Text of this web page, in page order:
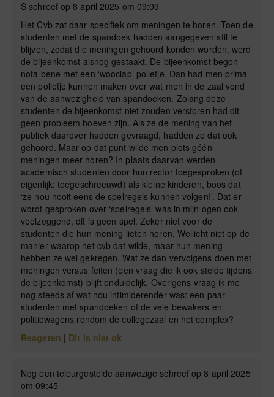
S schreef op 8 april 2025 om 09:09
Het Cvb zat daar specifiek om meningen te horen. Toen de
studenten met de spandoek hadden aangegeven stil te
blijven, zodat die meningen gehoord konden worden, werd
de bijeenkomst alsnog gestaakt. De bijeenkomst begon
nota bene met een ‘wooclap’ polletje. Dan had men prima
een polletje kunnen maken over wat men in de zaal vond
van de aanwezigheid van spandoeken. Zolang deze
studenten de bijeenkomst niet zouden verstoren had dit
geen probleem hoeven zijn. Als ze de mening van het
publiek daarover hadden gevraagd, hadden ze dat ook
gehoord. Maar op dat punt wilde men plots géén
meningen meer horen? In plaats daarvan werden
academisch studenten door hun rector toegesproken (of
eigenlijk: toegeschreeuwd) als kleine kinderen, boos dat
‘ze nou nooit eens de spelregels kunnen volgen!’. Dat er
wordt gesproken over ‘spelregels’ was in mijn ogen ook
veelzeggend, dit is geen spel. Zeker niet voor de
studenten die hun mening lieten horen. Wellicht niet op de
manier waarop het cvb dat wilde, maar hun mening
hebben ze wel gekregen. Wat ze dan vervolgens doen met
meningen versus feiten (een vraag die ik ook stelde tijdens
de bijeenkomst) blijft onduidelijk. Overigens vraag ik me
nog steeds af wat nou intimiderender was: een paar
studenten met spandoeken of de vele bewakers en
politiewagens rondom de collegezaal en het complex?
Reageren | Dit is niet ok
Nog een teleurgestelde aanwezige schreef op 8 april 2025
om 09:45